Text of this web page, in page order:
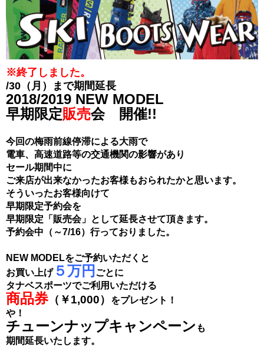
※終了しました。
/30（月）まで期間延長
2018/2019 NEW MODEL
早期限定販売会 開催!!
今回の梅雨前線停滞による大雨で
電車、高速道路等の交通機関の影響があり
セール期間中に
ご来店が出来なかったお客様もおられたかと思います。
そういったお客様向けて
早期限定予約会を
早期限定「販売会」として延長させて頂きます。
予約会中（～7/16）行っておりました。
NEW MODELをご予約いただくと
お買い上げ５万円 ごとに
タナベスポーツでご利用いただける
商品券（￥1,000）
をプレゼント！
や！
チューンナップキャンペーン も
期間延長いたします。